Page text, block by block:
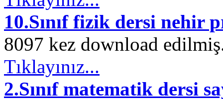
10.Sınıf fizik dersi nehir
8097 kez download
Tıklayınız...
2.Sınıf matematik dersi